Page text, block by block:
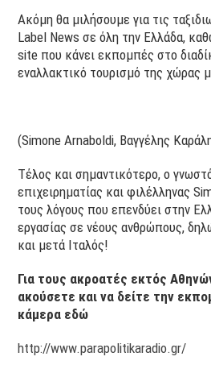
Ακόμη θα μιλήσουμε για τις
Label News σε όλη την Ελλάδα,
site που κάνει εκπομπές στο
εναλλακτικό τουρισμό της χώρας
(Simone Arnaboldi, Βαγγέλης
Τέλος και σημαντικότερο, ο
επιχειρηματίας και φιλέλληνας
τους λόγους που επενδύει στην
εργασίας σε νέους ανθρώπους,
και μετά Ιταλός!
Για τους ακροατές εκτός
ακούσετε και να δείτε την
κάμερα εδώ
http://www.parapolitikaradio.gr/